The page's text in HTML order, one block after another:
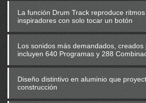
La función Drum Track reproduce
inspiradores con solo tocar un botón
Los sonidos más demandados, creados
incluyen 640 Programas y 288
Diseño distintivo en aluminio que
construcción